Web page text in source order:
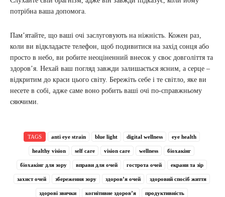
потрібна ваша допомога.
Пам’ятайте, що ваші очі заслуговують на ніжність. Кожен раз,
коли ви відкладаєте телефон, щоб подивитися на захід сонця або
просто в небо, ви робите неоціненний внесок у своє довголіття та
здоров’я. Нехай ваш погляд завжди залишається ясним, а серце –
відкритим до краси цього світу. Бережіть себе і те світло, яке ви
несете в собі, адже саме воно робить ваші очі по-справжньому
сяючими.
TAGS anti eye strain blue light digital wellness eye health
healthy vision self care vision care wellness біохакінг
біохакінг для зору вправи для очей гострота очей екрани та зір
захист очей збереження зору здоров’я очей здоровий спосіб життя
здорові звички когнітивне здоров’я продуктивність